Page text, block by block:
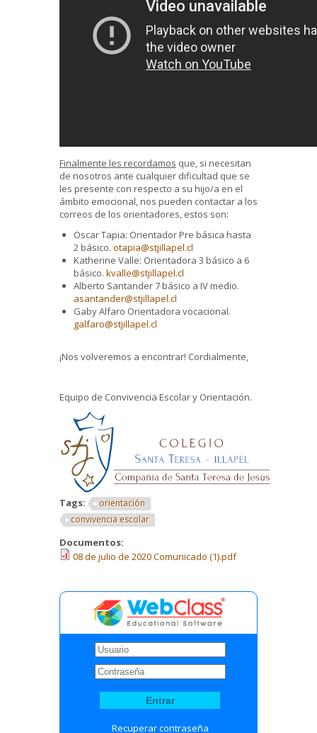
Finalmente les recordamos que, si necesitan
de nosotros ante cualquier dificultad que se
les presente con respecto a su hijo/a en el
ámbito emocional, nos pueden contactar a los
correos de los orientadores, estos son:
Oscar Tapia: Orientador Pre básica hasta
2 básico. otapia@stjillapel.cl
Katherine Valle: Orientadora 3 básico a 6
básico. kvalle@stjillapel.cl
Alberto Santander 7 básico a IV medio.
asantander@stjillapel.cl
Gaby Alfaro Orientadora vocacional.
galfaro@stjillapel.cl
¡Nos volveremos a encontrar! Cordialmente,
Equipo de Convivencia Escolar y Orientación.
Tags:
orientación
convivencia escolar
Documentos:
08 de julio de 2020 Comunicado (1).pdf
Recuperar contraseña